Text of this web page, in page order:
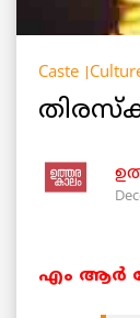
Caste
എം ആര്‍